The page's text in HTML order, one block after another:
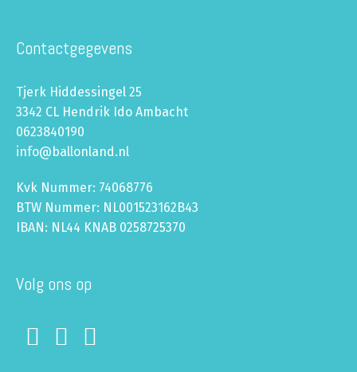
Contactgegevens
Tjerk Hiddessingel 25
3342 CL Hendrik Ido Ambacht
0623840190
info@ballonland.nl
Kvk Nummer: 74068776
BTW Nummer: NL001523162B43
IBAN: NL44 KNAB 0258725370
Volg ons op